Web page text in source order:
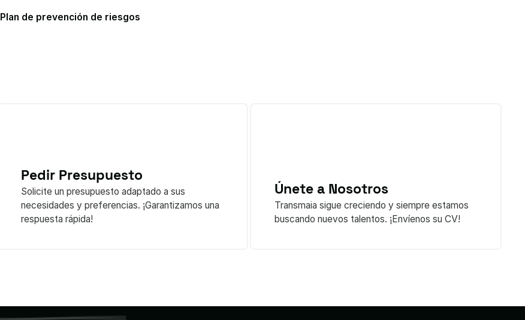
Plan de prevención de riesgos
Pedir Presupuesto
Solicite un presupuesto adaptado a sus
necesidades y preferencias. ¡Garantizamos una
respuesta rápida!
Únete a Nosotros
Transmaia sigue creciendo y siempre estamos
buscando nuevos talentos. ¡Envíenos su CV!